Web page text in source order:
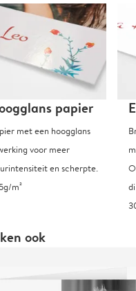
papier
met een hoogglans
voor meer
en scherpte.
m²
ook